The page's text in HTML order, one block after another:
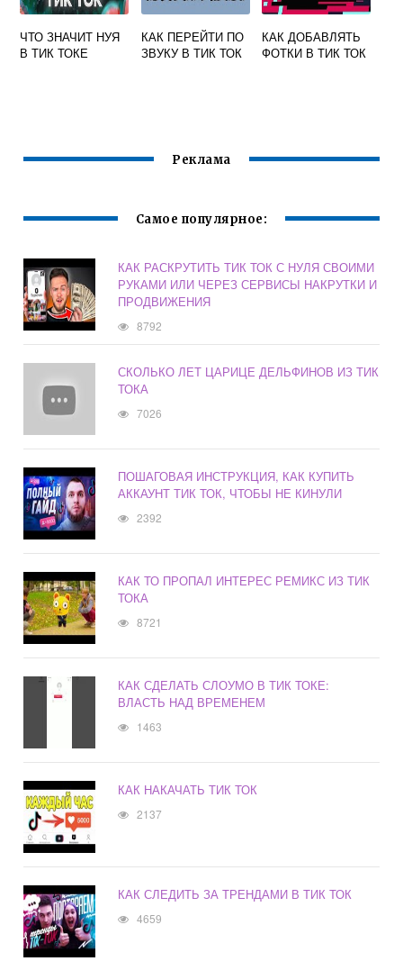
ЧТО ЗНАЧИТ НУЯ
В ТИК ТОКЕ
КАК ПЕРЕЙТИ ПО
ЗВУКУ В ТИК ТОК
КАК ДОБАВЛЯТЬ
ФОТКИ В ТИК ТОК
Реклама
Самое популярное:
КАК РАСКРУТИТЬ ТИК ТОК С НУЛЯ СВОИМИ
РУКАМИ ИЛИ ЧЕРЕЗ СЕРВИСЫ НАКРУТКИ И
ПРОДВИЖЕНИЯ
8792
СКОЛЬКО ЛЕТ ЦАРИЦЕ ДЕЛЬФИНОВ ИЗ ТИК
ТОКА
7026
ПОШАГОВАЯ ИНСТРУКЦИЯ, КАК КУПИТЬ
АККАУНТ ТИК ТОК, ЧТОБЫ НЕ КИНУЛИ
2392
КАК ТО ПРОПАЛ ИНТЕРЕС РЕМИКС ИЗ ТИК
ТОКА
8721
КАК СДЕЛАТЬ СЛОУМО В ТИК ТОКЕ:
ВЛАСТЬ НАД ВРЕМЕНЕМ
1463
КАК НАКАЧАТЬ ТИК ТОК
2137
КАК СЛЕДИТЬ ЗА ТРЕНДАМИ В ТИК ТОК
4659